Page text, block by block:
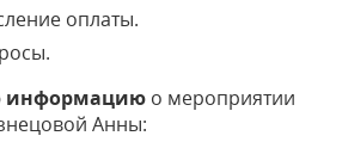
оплаты.
информацию о мероприятии
Анны: